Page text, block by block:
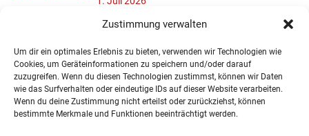
Zustimmung verwalten
Um dir ein optimales Erlebnis zu bieten, verwenden wir Technologien wie
Cookies, um Geräteinformationen zu speichern und/oder darauf
zuzugreifen. Wenn du diesen Technologien zustimmst, können wir Daten
wie das Surfverhalten oder eindeutige IDs auf dieser Website verarbeiten.
Wenn du deine Zustimmung nicht erteilst oder zurückziehst, können
bestimmte Merkmale und Funktionen beeinträchtigt werden.
Neuer Teilnehmerrekord und Finower
Landesmannschaftspokal U11/13
22. Juni 2026
« Ältere Einträge